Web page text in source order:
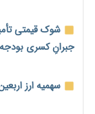
بنگاه‌داری
نماینده
اساسی تبدیل شود
شوک قیمتی
جبرانِ کسری
سهمیه ارز اربعین ۱۴۰۵ اعلام شد؛ ۲۰۰ هزار دینار برای